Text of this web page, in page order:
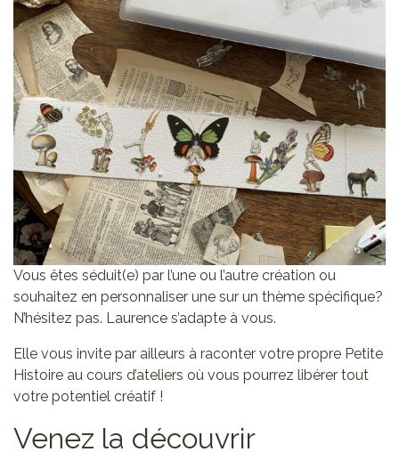
Vous êtes séduit(e) par l’une ou l’autre création ou
souhaitez en personnaliser une sur un thème spécifique?
N’hésitez pas. Laurence s’adapte à vous.
Elle vous invite par ailleurs à raconter votre propre Petite
Histoire au cours d’ateliers où vous pourrez libérer tout
votre potentiel créatif !
Venez la découvrir